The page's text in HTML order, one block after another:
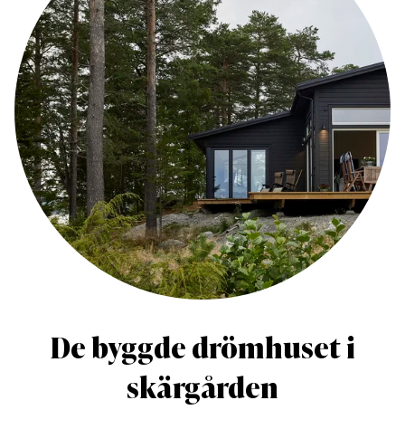
De byggde drömhuset i
skärgården